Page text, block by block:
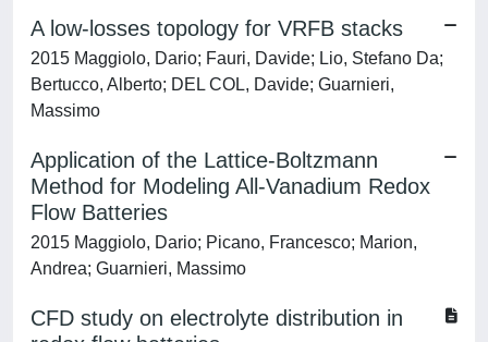
A low-losses topology for VRFB stacks
2015 Maggiolo, Dario; Fauri, Davide; Lio, Stefano Da;
Bertucco, Alberto; DEL COL, Davide; Guarnieri,
Massimo
Application of the Lattice-Boltzmann
Method for Modeling All-Vanadium Redox
Flow Batteries
2015 Maggiolo, Dario; Picano, Francesco; Marion,
Andrea; Guarnieri, Massimo
CFD study on electrolyte distribution in